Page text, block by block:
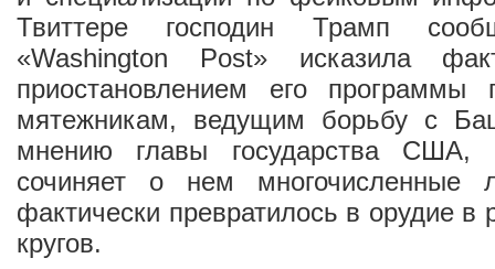
Твиттере господин Трамп
«Washington Post» исказила
приостановлением его программы
мятежникам, ведущим борьбу с
мнению главы государства США,
сочиняет о нем многочисленные
фактически превратилось в орудие в
кругов.